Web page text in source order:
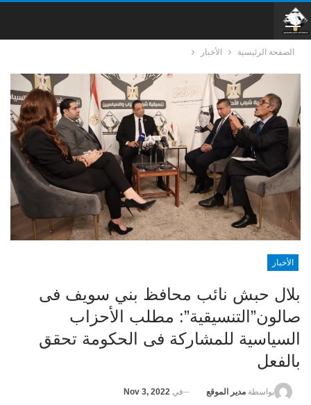
الصفحة الرئيسية الأخبار
الأخبار
بلال حبش نائب محافظ بني سويف فى
صالون”التنسيقية”: مطلب الأحزاب
السياسية للمشاركة فى الحكومة تحقق
بالفعل
بواسطة مدير الموقع في Nov 3, 2022